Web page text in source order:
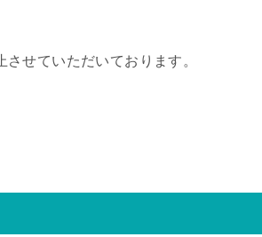
せていただいております。